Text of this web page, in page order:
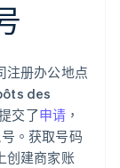
注册办公地点
des
交了申请 ，
。获取号码
创建商家账